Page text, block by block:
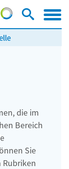
die im
Bereich
Sie
Rubriken